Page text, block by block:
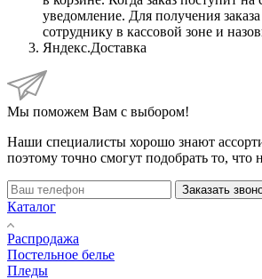
уведомление. Для получения заказа
сотруднику в кассовой зоне и
Яндекс.Доставка
Мы поможем Вам с выбором!
Наши специалисты хорошо знают
поэтому точно смогут подобрать то,
Заказать
Каталог
Распродажа
Постельное белье
Пледы